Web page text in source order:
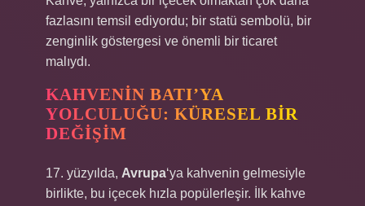
fazlasını temsil ediyordu; bir statü sembolü, bir
zenginlik göstergesi ve önemli bir ticaret
malıydı.
KAHVENIN BATI’YA
YOLCULUĞU: KÜRESEL BIR
DEĞIŞIM
17. yüzyılda, Avrupa‘ya kahvenin gelmesiyle
birlikte, bu içecek hızla popülerleşir. İlk kahve